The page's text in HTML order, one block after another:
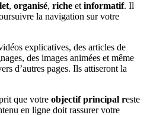
, organisé, riche etinformatif. Il
la navigation sur votre
explicatives, des articles de
des images animées et même
d’autres pages. Ils attiseront la
que votre objectif principal reste
en ligne doit rassurer votre